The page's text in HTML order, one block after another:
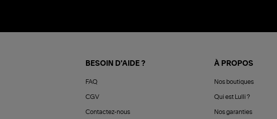
BESOIN D'AIDE ?
FAQ
CGV
Contactez-nous
À PROPOS
Nos boutiques
Qui est Lulli ?
Nos garanties